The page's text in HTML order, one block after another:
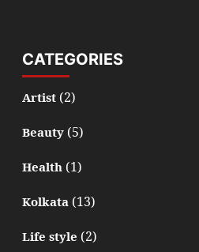
CATEGORIES
Artist(2)
Beauty(5)
Health(1)
Kolkata(13)
Life style (2)